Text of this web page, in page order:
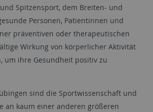
Spitzensport, dem Breiten- und
Personen, Patientinnen und
präventiven oder therapeutischen
Wirkung von körperlicher Aktivität
um ihre Gesundheit positiv zu
sind die Sportwissenschaft und
an kaum einer anderen größeren